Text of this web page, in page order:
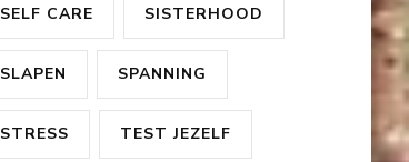
SELF CARE SISTERHOOD
SLAPEN SPANNING
STRESS TEST JEZELF